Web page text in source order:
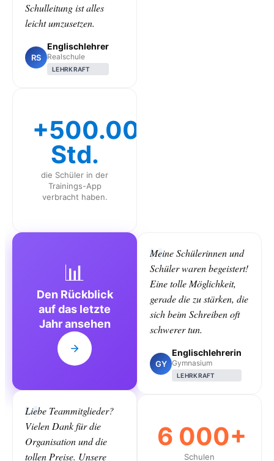
Schulleitung ist alles
leicht umzusetzen.
RS
Englischlehrer
Realschule
LEHRKRAFT
+500.000
Std.
die Schüler in der
Trainings-App
verbracht haben.
📊
Den Rückblick
auf das letzte
Jahr ansehen
Liebe Teammitglieder?
Vielen Dank für die
Organisation und die
tollen Preise. Unsere
Meine Schülerinnen und
Schüler waren begeistert!
Eine tolle Möglichkeit,
gerade die zu stärken, die
sich beim Schreiben oft
schwerer tun.
GY
Englischlehrerin
Gymnasium
LEHRKRAFT
6 000+
Schulen